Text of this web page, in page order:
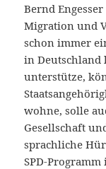
Bernd
Migration und
schon immer
in Deutschland
unterstütze,
wohne, solle
Gesellschaft
sprachliche
SPD-